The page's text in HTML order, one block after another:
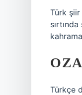
Türk şiir
Türkçe